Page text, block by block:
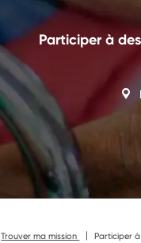
Participer à
Trouver ma mission Participer